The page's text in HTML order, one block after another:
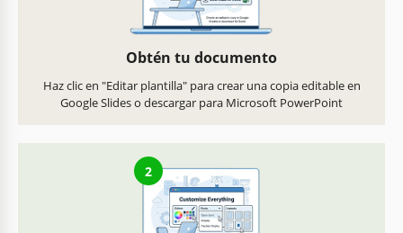
Obtén tu documento
Haz clic en "Editar plantilla" para crear una copia editable en
Google Slides o descargar para Microsoft PowerPoint
2